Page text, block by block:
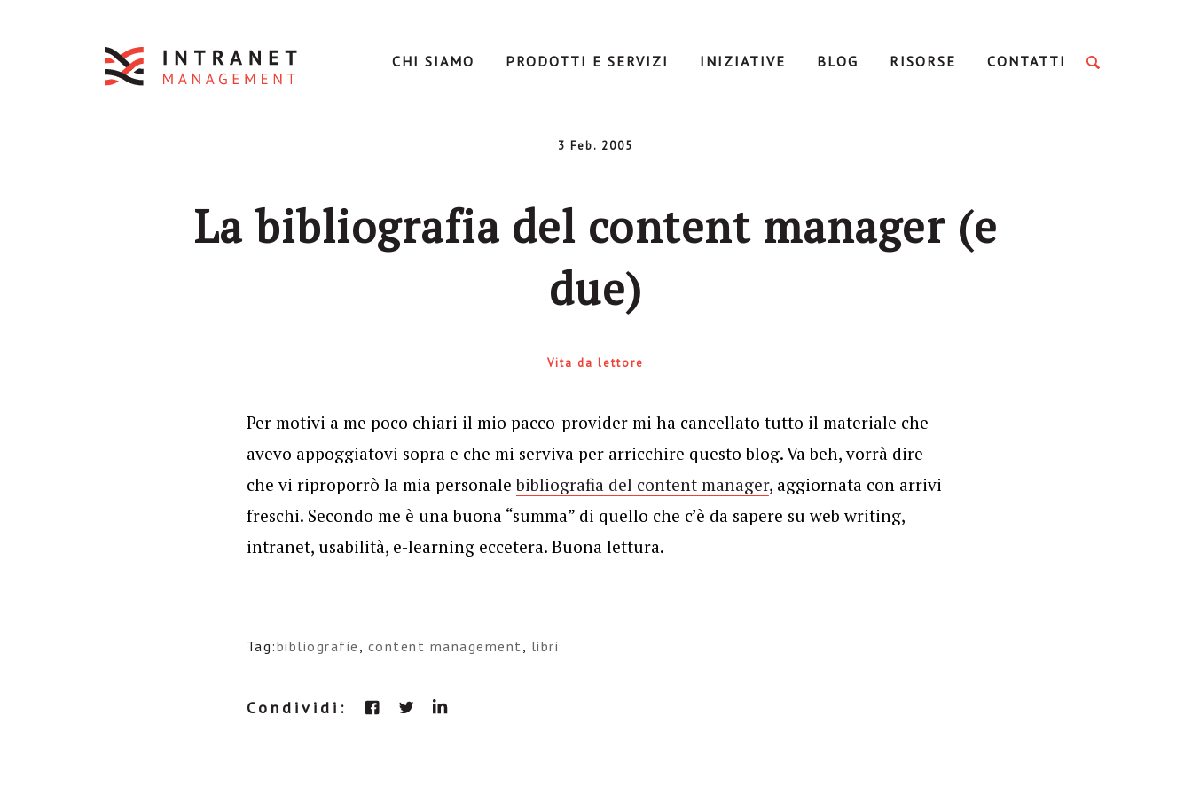
CHI SIAMO PRODOTTI E SERVIZI INIZIATIVE BLOG RISORSE CONTATTI
3 Feb. 2005
La bibliografia del content manager (e
due)
Vita da lettore
Per motivi a me poco chiari il mio pacco-provider mi ha cancellato tutto il materiale che
avevo appoggiatovi sopra e che mi serviva per arricchire questo blog. Va beh, vorrà dire
che vi riproporrò la mia personalebibliografia del content manager, aggiornata con arrivi
freschi. Secondo me è una buona “summa” di quello che c’è da sapere su web writing,
intranet, usabilità, e-learning eccetera. Buona lettura.
Tag:bibliografie , content management, libri
Condividi: